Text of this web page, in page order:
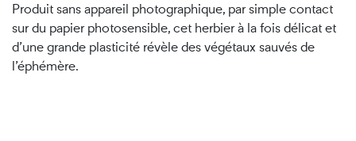
Produit sans appareil photographique, par simple contact
sur du papier photosensible, cet herbier à la fois délicat et
d’une grande plasticité révèle des végétaux sauvés de
l’éphémère.